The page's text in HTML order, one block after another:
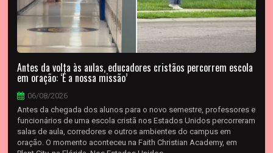
Antes da volta às aulas, educadores cristãos percorrem escola
em oração: ‘É a nossa missão’
06/08/2026
Antes da chegada dos alunos para o novo semestre, professores e
funcionários de uma escola cristã nos Estados Unidos percorreram
salas de aula, corredores e outros ambientes do campus em
oração. O momento aconteceu na Faith Christian Academy, em